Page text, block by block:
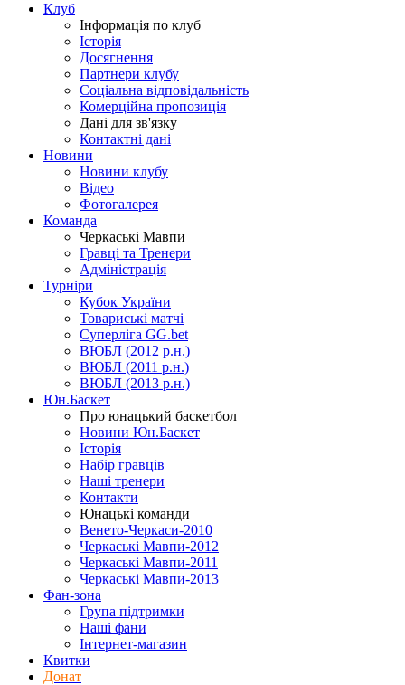
Клуб
Інформація по клуб
Історія
Досягнення
Партнери клубу
Соціальна відповідальність
Комерційна пропозиція
Дані для зв'язку
Контактні дані
Новини
Новини клубу
Відео
Фотогалерея
Команда
Черкаські Мавпи
Гравці та Тренери
Адміністрація
Турніри
Кубок України
Товариські матчі
Суперліга GG.bet
ВЮБЛ (2012 р.н.)
ВЮБЛ (2011 р.н.)
ВЮБЛ (2013 р.н.)
Юн.Баскет
Про юнацький баскетбол
Новини Юн.Баскет
Історія
Набір гравців
Наші тренери
Контакти
Юнацькі команди
Венето-Черкаси-2010
Черкаські Мавпи-2012
Черкаські Мавпи-2011
Черкаські Мавпи-2013
Фан-зона
Група підтримки
Наші фани
Інтернет-магазин
Квитки
Донат